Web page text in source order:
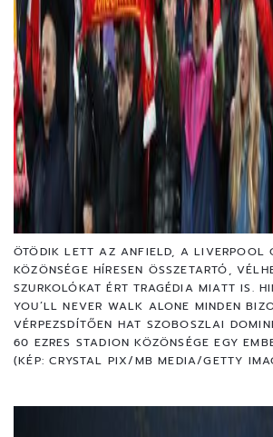
ÖTÖDIK LETT AZ ANFIELD, A LIVERPOOL
KÖZÖNSÉGE HÍRESEN ÖSSZETARTÓ,
SZURKOLÓKAT ÉRT TRAGÉDIA MIATT IS.
YOU’LL NEVER WALK ALONE MINDEN
VÉRPEZSDÍTŐEN HAT SZOBOSZLAI
60 EZRES STADION KÖZÖNSÉGE EGY
(KÉP: CRYSTAL PIX/MB MEDIA/GETTY